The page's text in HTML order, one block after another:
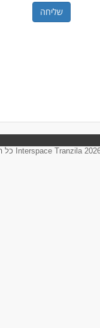
שליחה